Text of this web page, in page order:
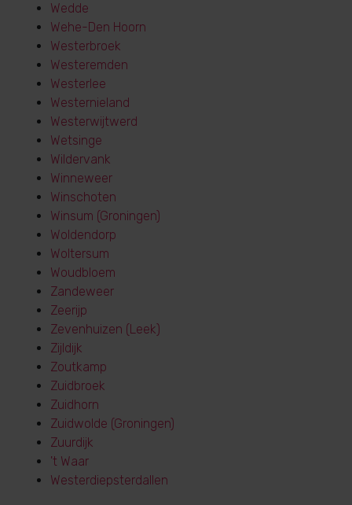
Wedde
Wehe-Den Hoorn
Westerbroek
Westeremden
Westerlee
Westernieland
Westerwijtwerd
Wetsinge
Wildervank
Winneweer
Winschoten
Winsum (Groningen)
Woldendorp
Woltersum
Woudbloem
Zandeweer
Zeerijp
Zevenhuizen (Leek)
Zijldijk
Zoutkamp
Zuidbroek
Zuidhorn
Zuidwolde (Groningen)
Zuurdijk
't Waar
Westerdiepsterdallen